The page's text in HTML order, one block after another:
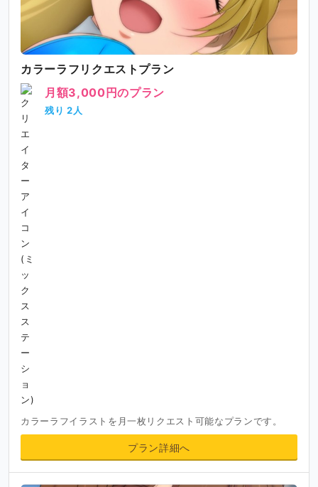
カラーラフリクエストプラン
月額3,000円のプラン
残り 2人
カラーラフイラストを月一枚リクエスト可能なプランです。
プラン詳細へ